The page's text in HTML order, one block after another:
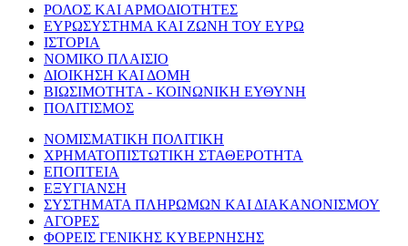
ΡΟΛΟΣ ΚΑΙ ΑΡΜΟΔΙΟΤΗΤΕΣ
ΕΥΡΩΣΥΣΤΗΜΑ ΚΑΙ ΖΩΝΗ ΤΟΥ ΕΥΡΩ
ΙΣΤΟΡΙΑ
ΝΟΜΙΚΟ ΠΛΑΙΣΙΟ
ΔΙΟΙΚΗΣΗ ΚΑΙ ΔΟΜΗ
ΒΙΩΣΙΜΟΤΗΤΑ - ΚΟΙΝΩΝΙΚΗ ΕΥΘΥΝΗ
ΠΟΛΙΤΙΣΜΟΣ
ΝΟΜΙΣΜΑΤΙΚΗ ΠΟΛΙΤΙΚΗ
ΧΡΗΜΑΤΟΠΙΣΤΩΤΙΚΗ ΣΤΑΘΕΡΟΤΗΤΑ
ΕΠΟΠΤΕΙΑ
ΕΞΥΓΙΑΝΣΗ
ΣΥΣΤΗΜΑΤΑ ΠΛΗΡΩΜΩΝ ΚΑΙ ΔΙΑΚΑΝΟΝΙΣΜΟΥ
ΑΓΟΡΕΣ
ΦΟΡΕΙΣ ΓΕΝΙΚΗΣ ΚΥΒΕΡΝΗΣΗΣ